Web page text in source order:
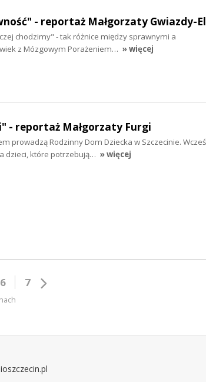
- reportaż Małgorzaty Gwiazdy-
chodzimy" - tak różnice między sprawnymi a
z Mózgowym Porażeniem… » więcej
- reportaż Małgorzaty Furgi
prowadzą Rodzinny Dom Dziecka w Szczecinie.
dzieci, które potrzebują… » więcej
6 7